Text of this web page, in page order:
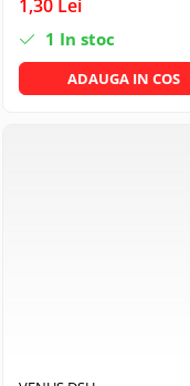
1,30 Lei
1 In stoc
ADAUGA IN COS